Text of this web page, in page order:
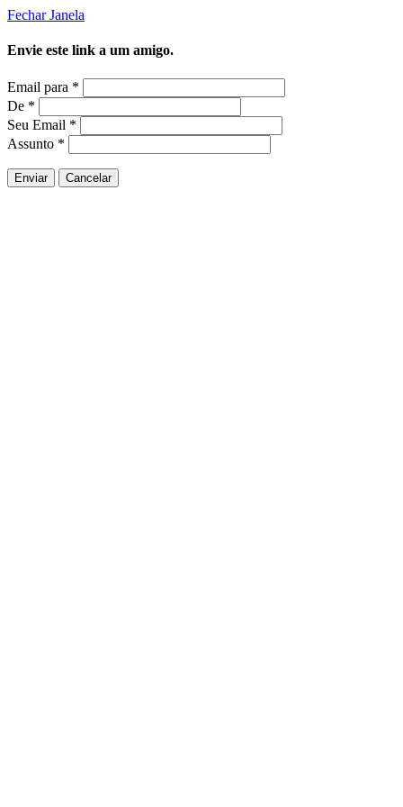
Fechar Janela
Envie este link a um amigo.
Email para *
De *
Seu Email *
Assunto *
Enviar Cancelar